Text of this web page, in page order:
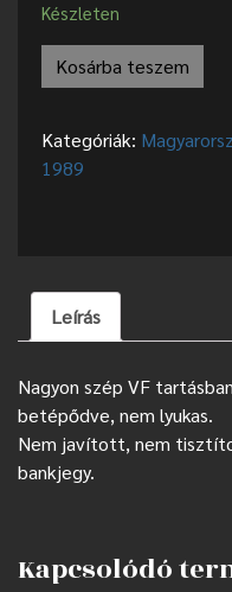
Készleten
Kosárba teszem
Kategóriák:
1989
Leírás
Nagyon szép VF
betépődve, nem lyukas.
Nem javított, nem
bankjegy.
Kapcsolódó